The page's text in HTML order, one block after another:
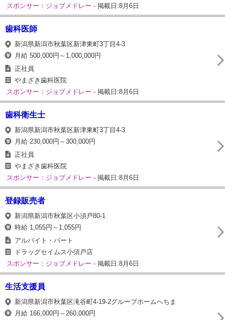
スポンサー：ジョブメドレー - 掲載日:8月6日
歯科医師
新潟県新潟市秋葉区新津東町3丁目4-3
月給 500,000円～1,000,000円
正社員
やまざき歯科医院
スポンサー：ジョブメドレー - 掲載日:8月6日
歯科衛生士
新潟県新潟市秋葉区新津東町3丁目4-3
月給 230,000円～300,000円
正社員
やまざき歯科医院
スポンサー：ジョブメドレー - 掲載日:8月6日
登録販売者
新潟県新潟市秋葉区小須戸80-1
時給 1,055円～1,055円
アルバイト・パート
ドラッグセイムス小須戸店
スポンサー：ジョブメドレー - 掲載日:8月6日
生活支援員
新潟県新潟市秋葉区滝谷町4-19-2グループホームへちま
月給 166,000円～260,000円